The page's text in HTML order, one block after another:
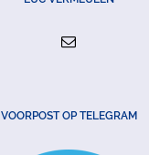
VOORPOST OP TELEGRAM